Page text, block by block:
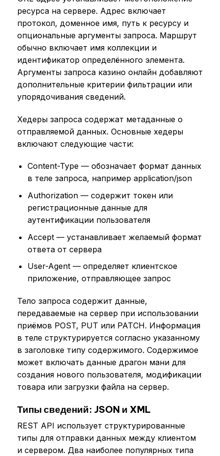
ресурса на сервере. Адрес включает
протокол, доменное имя, путь к ресурсу и
опциональные аргументы запроса. Маршрут
обычно включает имя коллекции и
идентификатор определённого элемента.
Аргументы запроса казино онлайн добавляют
дополнительные критерии фильтрации или
упорядочивания сведений.
Хедеры запроса содержат метаданные о
отправляемой данных. Основные хедеры
включают следующие части:
Content-Type — обозначает формат данных
в теле запроса, например application/json
Authorization — содержит токен или
регистрационные данные для
аутентификации пользователя
Accept — устанавливает желаемый формат
ответа от сервера
User-Agent — определяет клиентское
приложение, отправляющее запрос
Тело запроса содержит данные,
передаваемые на сервер при использовании
приёмов POST, PUT или PATCH. Информация
в теле структурируется согласно указанному
в заголовке типу содержимого. Содержимое
может включать данные драгон мани для
создания нового пользователя, модификации
товара или загрузки файла на сервер.
Типы сведений: JSON и XML
REST API использует структурированные
типы для отправки данных между клиентом
и сервером. Два наиболее популярных типа